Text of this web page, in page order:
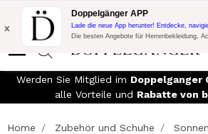
Blitzangebot:
10% Extra-Rabatt auf 300€
DOPPEL300
x
Doppelgänger APP
Lade die neue App herunter! Entdecke,
Die besten Angebote für Herrenbekleidung,
- Für Bestellungen über 299,00€
und einfache Rückgabe
Home Zubehör und Schuhe